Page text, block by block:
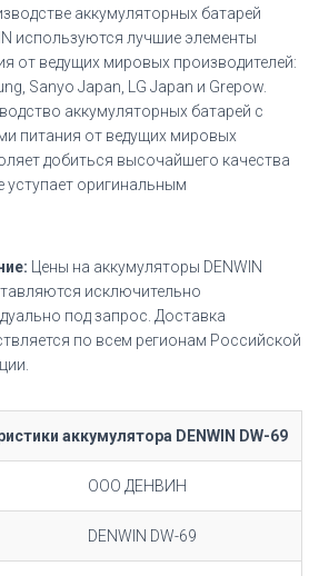
аккумуляторных батарей
используются лучшие элементы
от ведущих мировых производителей:
Sanyo Japan, LG Japan и Grepow.
аккумуляторных батарей с
питания от ведущих мировых
добиться высочайшего качества
уступает оригинальным
Цены на аккумуляторы DENWIN
исключительно
под запрос. Доставка
по всем регионам Российской
аккумулятора DENWIN DW-69
ООО ДЕНВИН
DENWIN DW-69